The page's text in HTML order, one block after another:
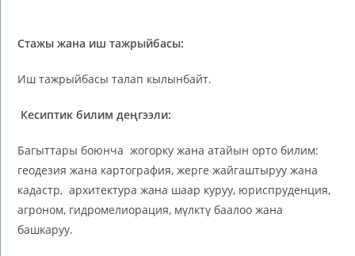
Стажы жана иш тажрыйбасы:
Иш тажрыйбасы талап кылынбайт.
Кесиптик билим деңгээли:
Багыттары боюнча жогорку жана атайын орто билим:
геодезия жана картография, жерге жайгаштыруу жана
кадастр, архитектура жана шаар куруу, юриспруденция,
агроном, гидромелиорация, мүлктү баалоо жана
башкаруу.